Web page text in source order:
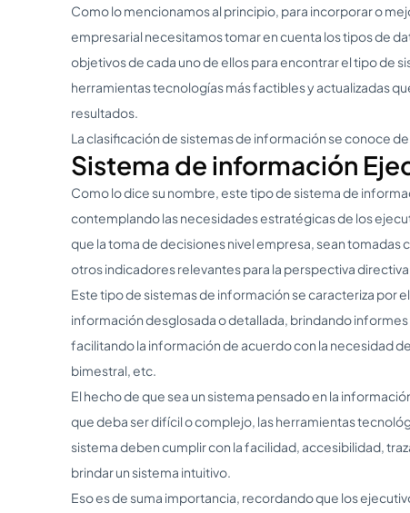
Como lo mencionamos al principio, para incorporar o
empresarial necesitamos tomar en cuenta los tipos de
objetivos de cada uno de ellos para encontrar el tipo de
herramientas tecnologías más factibles y actualizadas
resultados.
La clasificación de sistemas de información se conoce
Sistema de información
Como lo dice su nombre, este tipo de sistema de
contemplando las necesidades estratégicas de los
que la toma de decisiones nivel empresa, sean tomadas
otros indicadores relevantes para la perspectiva
Este tipo de sistemas de información se caracteriza por
información desglosada o detallada, brindando
facilitando la información de acuerdo con la necesidad
bimestral, etc.
El hecho de que sea un sistema pensado en la
que deba ser difícil o complejo, las herramientas
sistema deben cumplir con la facilidad, accesibilidad,
brindar un sistema intuitivo.
Eso es de suma importancia, recordando que los